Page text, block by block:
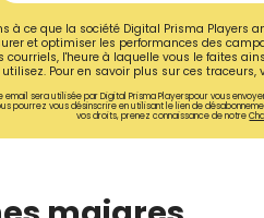
à ce que la société Digital Prisma Players
et optimiser les performances des
courriels, l'heure à laquelle vous le faites
Pour en savoir plus sur ces traceurs,
email sera utilisée par Digital Prisma Playerspour vous
pourrez vous désinscrire en utilisant le lien de
vos droits, prenez connaissance de notre